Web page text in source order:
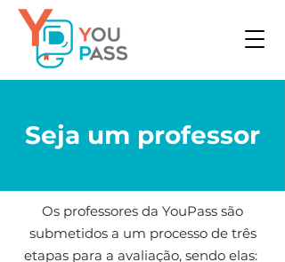
Seja um professor
Os professores da YouPass são
submetidos a um processo de três
etapas para a avaliação, sendo elas: